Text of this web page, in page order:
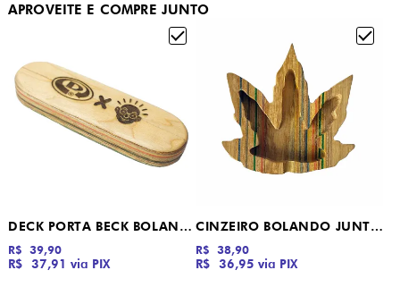
APROVEITE E COMPRE JUNTO
DECK PORTA BECK BOLANDO JUNTO SEMPRE
R$ 37,91 via PIX
R$ 39,90
CINZEIRO BOLANDO JUNTO SEMPRE
R$ 36,95 via PIX
R$ 38,90